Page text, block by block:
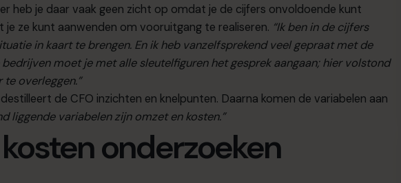
heb je daar vaak geen zicht op omdat je de cijfers onvoldoende kunt
ze kunt aanwenden om vooruitgang te realiseren. “Ik ben in de cijfers
in kaart te brengen. En ik heb vanzelfsprekend veel gepraat met de
moet je met alle sleutelfiguren het gesprek aangaan; hier volstond
overleggen.”
de CFO inzichten en knelpunten. Daarna komen de variabelen aan
liggende variabelen zijn omzet en kosten.”
onderzoeken